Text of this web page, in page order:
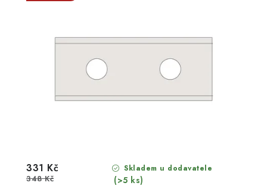
Skladem u dodavatele
(>5 ks)
331 Kč
348 Kč